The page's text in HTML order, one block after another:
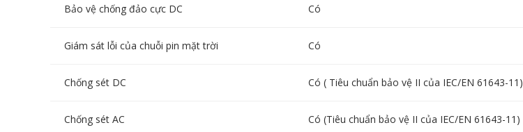
Bảo vệ chống đảo cực DC Có
Giám sát lỗi của chuỗi pin mặt trời Có
Chống sét DC Có ( Tiêu chuẩn bảo vệ II của IEC/EN 61643-11)
Chống sét AC Có (Tiêu chuẩn bảo vệ II của IEC/EN 61643-11)